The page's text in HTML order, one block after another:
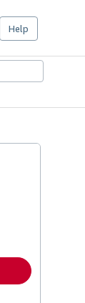
Help